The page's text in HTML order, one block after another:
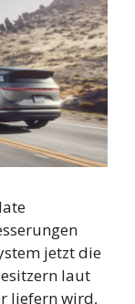
jetzt die
laut
liefern wird,